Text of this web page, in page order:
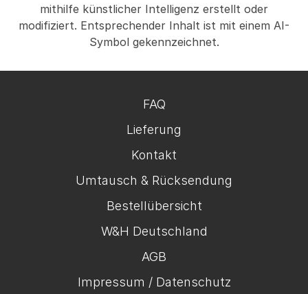
mithilfe künstlicher Intelligenz erstellt oder
modifiziert. Entsprechender Inhalt ist mit einem AI-
Symbol gekennzeichnet.
FAQ
Lieferung
Kontakt
Umtausch & Rücksendung
Bestellübersicht
W&H Deutschland
AGB
Impressum / Datenschutz